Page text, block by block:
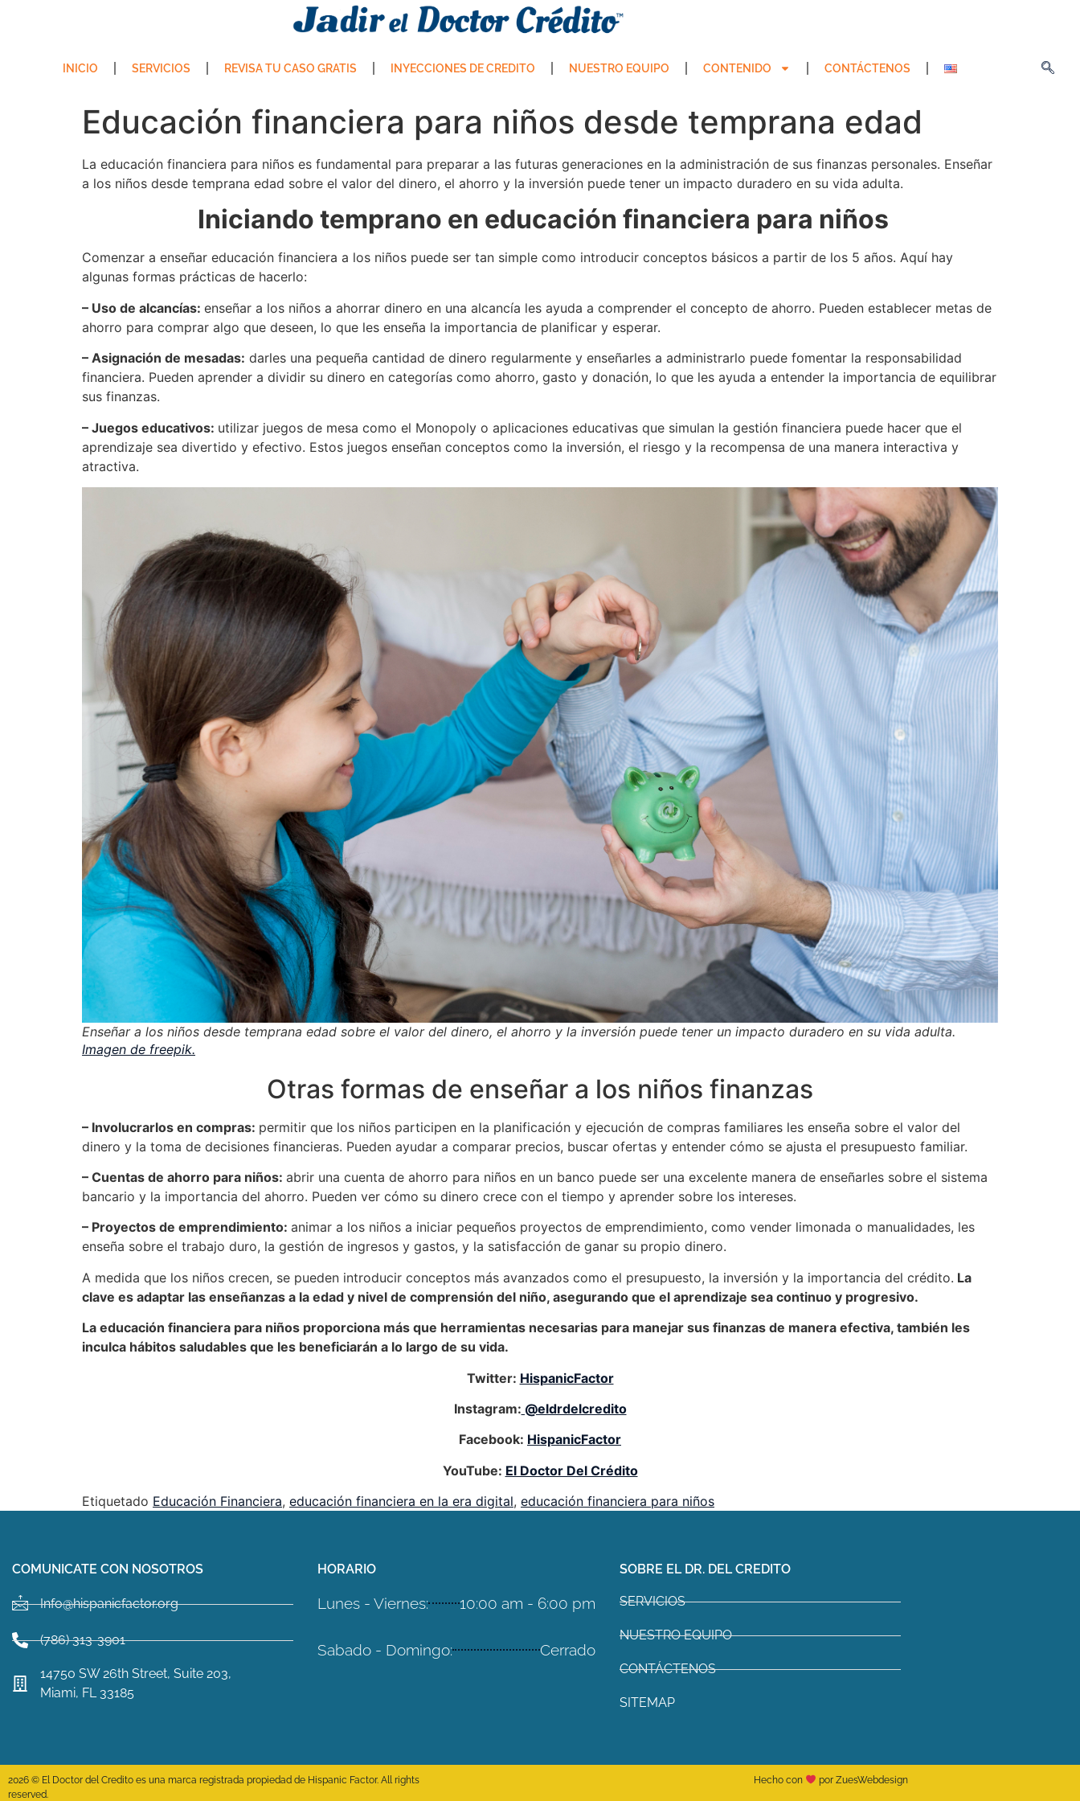
INICIO SERVICIOS REVISA TU CASO GRATIS INYECCIONES DE CREDITO NUESTRO EQUIPO CONTENIDO CONTÁCTENOS
Educación financiera para niños desde temprana edad
La educación financiera para niños es fundamental para preparar a las futuras generaciones en la administración de sus finanzas personales. Enseñar
a los niños desde temprana edad sobre el valor del dinero, el ahorro y la inversión puede tener un impacto duradero en su vida adulta.
Iniciando temprano en educación financiera para niños
Comenzar a enseñar educación financiera a los niños puede ser tan simple como introducir conceptos básicos a partir de los 5 años. Aquí hay
algunas formas prácticas de hacerlo:
– Uso de alcancías: enseñar a los niños a ahorrar dinero en una alcancía les ayuda a comprender el concepto de ahorro. Pueden establecer metas de
ahorro para comprar algo que deseen, lo que les enseña la importancia de planificar y esperar.
– Asignación de mesadas: darles una pequeña cantidad de dinero regularmente y enseñarles a administrarlo puede fomentar la responsabilidad
financiera. Pueden aprender a dividir su dinero en categorías como ahorro, gasto y donación, lo que les ayuda a entender la importancia de equilibrar
sus finanzas.
– Juegos educativos: utilizar juegos de mesa como el Monopoly o aplicaciones educativas que simulan la gestión financiera puede hacer que el
aprendizaje sea divertido y efectivo. Estos juegos enseñan conceptos como la inversión, el riesgo y la recompensa de una manera interactiva y
atractiva.
Enseñar a los niños desde temprana edad sobre el valor del dinero, el ahorro y la inversión puede tener un impacto duradero en su vida adulta.
Imagen de freepik.
Otras formas de enseñar a los niños finanzas
– Involucrarlos en compras: permitir que los niños participen en la planificación y ejecución de compras familiares les enseña sobre el valor del
dinero y la toma de decisiones financieras. Pueden ayudar a comparar precios, buscar ofertas y entender cómo se ajusta el presupuesto familiar.
– Cuentas de ahorro para niños: abrir una cuenta de ahorro para niños en un banco puede ser una excelente manera de enseñarles sobre el sistema
bancario y la importancia del ahorro. Pueden ver cómo su dinero crece con el tiempo y aprender sobre los intereses.
– Proyectos de emprendimiento: animar a los niños a iniciar pequeños proyectos de emprendimiento, como vender limonada o manualidades, les
enseña sobre el trabajo duro, la gestión de ingresos y gastos, y la satisfacción de ganar su propio dinero.
A medida que los niños crecen, se pueden introducir conceptos más avanzados como el presupuesto, la inversión y la importancia del crédito. La
clave es adaptar las enseñanzas a la edad y nivel de comprensión del niño, asegurando que el aprendizaje sea continuo y progresivo.
La educación financiera para niños proporciona más que herramientas necesarias para manejar sus finanzas de manera efectiva, también les
inculca hábitos saludables que les beneficiarán a lo largo de su vida.
Twitter: HispanicFactor
Instagram: @eldrdelcredito
Facebook: HispanicFactor
YouTube: El Doctor Del Crédito
Etiquetado Educación Financiera, educación financiera en la era digital, educación financiera para niños
COMUNICATE CON NOSOTROS
Info@hispanicfactor.org
(786) 313-3901
14750 SW 26th Street, Suite 203,
Miami, FL 33185
HORARIO
Lunes - Viernes: 10:00 am - 6:00 pm
Sabado - Domingo: Cerrado
SOBRE EL DR. DEL CREDITO
SERVICIOS
NUESTRO EQUIPO
CONTÁCTENOS
SITEMAP
2026 © El Doctor del Credito es una marca registrada propiedad de Hispanic Factor. All rights
reserved.
Hecho con por ZuesWebdesign